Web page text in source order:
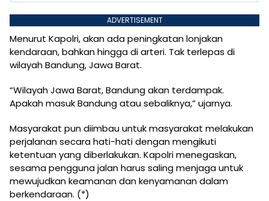
ADVERTISEMENT
Menurut Kapolri, akan ada peningkatan lonjakan
kendaraan, bahkan hingga di arteri. Tak terlepas di
wilayah Bandung, Jawa Barat.
“Wilayah Jawa Barat, Bandung akan terdampak.
Apakah masuk Bandung atau sebaliknya,” ujarnya.
Masyarakat pun diimbau untuk masyarakat melakukan
perjalanan secara hati-hati dengan mengikuti
ketentuan yang diberlakukan. Kapolri menegaskan,
sesama pengguna jalan harus saling menjaga untuk
mewujudkan keamanan dan kenyamanan dalam
berkendaraan. (*)